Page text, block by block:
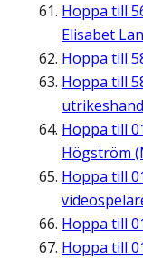
Hoppa till
Elisabet
Hoppa till
Hoppa till
Hoppa till
Högström
Hoppa till
Hoppa till
Hoppa till